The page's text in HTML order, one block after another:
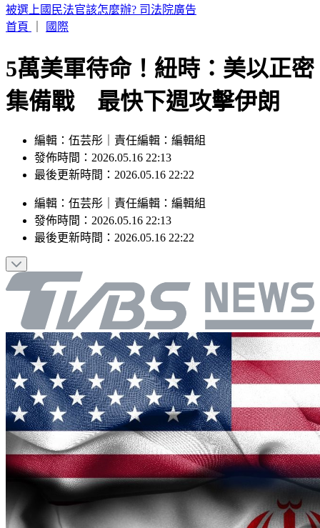
明放颱風假？白海豚颱風「最新暴風圈侵襲率」曝 這縣市達
59％
5萬美軍待命！紐時：美以正密
集備戰 最快下週攻擊伊朗
編輯：伍芸彤｜責任編輯：編輯組
發佈時間：2026.05.16 22:13
編輯：伍芸彤｜責任編輯：
發佈時間：2026.05.16 22:13